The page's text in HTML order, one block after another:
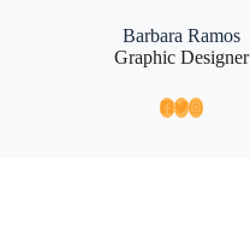
Barbara Ramos
Graphic Designer